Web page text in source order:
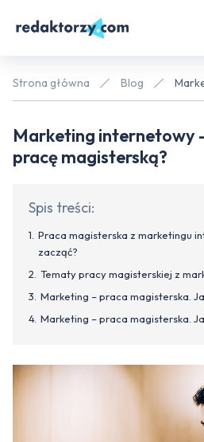
Strona główna Blog
Marketing internetowy
pracę magisterską?
Spis treści:
Praca magisterska z marketingu
zacząć?
Tematy pracy magisterskiej z
Marketing – praca magisterska.
Marketing – praca magisterska.